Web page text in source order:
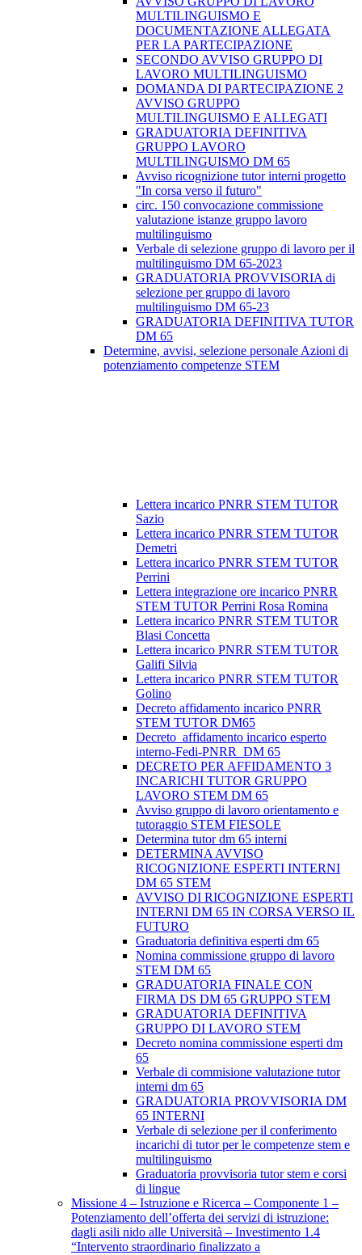
MULTILINGUISMO E
DOCUMENTAZIONE ALLEGATA
PER LA PARTECIPAZIONE
SECONDO AVVISO GRUPPO DI
LAVORO MULTILINGUISMO
DOMANDA DI PARTECIPAZIONE 2
AVVISO GRUPPO
MULTILINGUISMO E ALLEGATI
GRADUATORIA DEFINITIVA
GRUPPO LAVORO
MULTILINGUISMO DM 65
Avviso ricognizione tutor interni progetto
"In corsa verso il futuro"
circ. 150 convocazione commissione
valutazione istanze gruppo lavoro
multilinguismo
Verbale di selezione gruppo di lavoro per il
multilinguismo DM 65-2023
GRADUATORIA PROVVISORIA di
selezione per gruppo di lavoro
multilinguismo DM 65-23
GRADUATORIA DEFINITIVA TUTOR
DM 65
Determine, avvisi, selezione personale Azioni di
potenziamento competenze STEM
Lettera incarico PNRR STEM TUTOR
Sazio
Lettera incarico PNRR STEM TUTOR
Demetri
Lettera incarico PNRR STEM TUTOR
Perrini
Lettera integrazione ore incarico PNRR
STEM TUTOR Perrini Rosa Romina
Lettera incarico PNRR STEM TUTOR
Blasi Concetta
Lettera incarico PNRR STEM TUTOR
Galifi Silvia
Lettera incarico PNRR STEM TUTOR
Golino
Decreto affidamento incarico PNRR
STEM TUTOR DM65
Decreto_affidamento incarico esperto
interno-Fedi-PNRR_DM 65
DECRETO PER AFFIDAMENTO 3
INCARICHI TUTOR GRUPPO
LAVORO STEM DM 65
Avviso gruppo di lavoro orientamento e
tutoraggio STEM FIESOLE
Determina tutor dm 65 interni
DETERMINA AVVISO
RICOGNIZIONE ESPERTI INTERNI
DM 65 STEM
AVVISO DI RICOGNIZIONE ESPERTI
INTERNI DM 65 IN CORSA VERSO IL
FUTURO
Graduatoria definitiva esperti dm 65
Nomina commissione gruppo di lavoro
STEM DM 65
GRADUATORIA FINALE CON
FIRMA DS DM 65 GRUPPO STEM
GRADUATORIA DEFINITIVA
GRUPPO DI LAVORO STEM
Decreto nomina commissione esperti dm
65
Verbale di commisione valutazione tutor
interni dm 65
GRADUATORIA PROVVISORIA DM
65 INTERNI
Verbale di selezione per il conferimento
incarichi di tutor per le competenze stem e
multilinguismo
Graduatoria provvisoria tutor stem e corsi
di lingue
Missione 4 – Istruzione e Ricerca – Componente 1 –
Potenziamento dell’offerta dei servizi di istruzione:
dagli asili nido alle Università – Investimento 1.4
“Intervento straordinario finalizzato a